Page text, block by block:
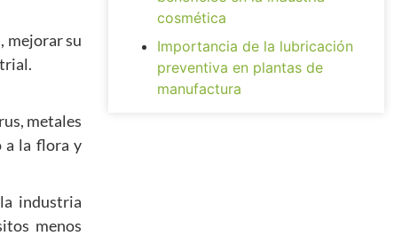
mejorar su
metales
a la flora y
industria
menos
cosmética
Importancia de la lubricación
preventiva en plantas de
manufactura